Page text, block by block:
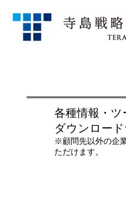
各種情報・ツ
ダウンロー
​※顧問先以外の企
ただけます。